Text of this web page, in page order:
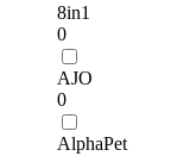
8in1
0
AJO
0
AlphaPet